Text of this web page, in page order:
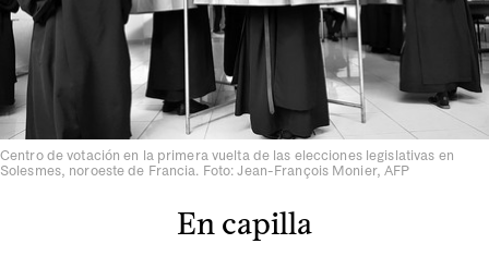
Centro de votación en la primera vuelta de las elecciones legislativas en
Solesmes, noroeste de Francia. Foto: Jean-François Monier, AFP
En capilla